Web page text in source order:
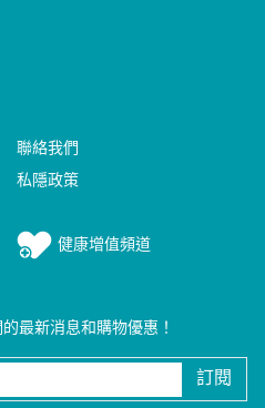
聯絡我們
私隱政策
健康增值頻道
最新消息和購物優惠！
訂閱